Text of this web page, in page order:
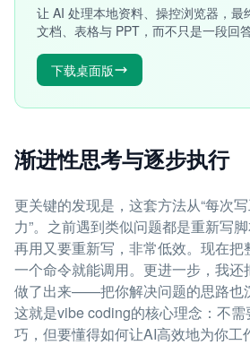
让 AI 处理本地资料、操控浏览器，最
文档、表格与 PPT，而不只是一段回答
下载桌面版
渐进性思考与逐步执行
更关键的发现是，这套方法从“每次
力”。之前遇到类似问题都是重新写
再用又要重新写，非常低效。现在把
一个命令就能调用。更进一步，我还
做了出来——把你解决问题的思路也
这就是vibe coding的核心理念：不
巧，但要懂得如何让AI高效地为你工